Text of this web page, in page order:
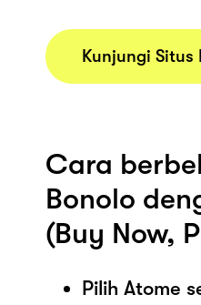
Kunjungi
Cara
Bonolo
(Buy Now,
Pilih Atome